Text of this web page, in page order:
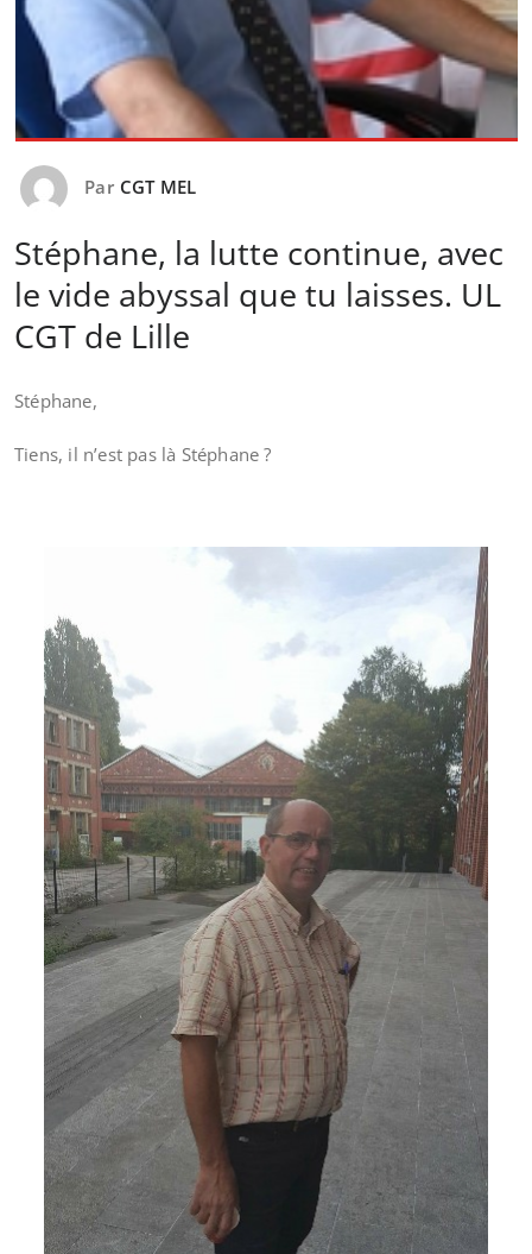
Par CGT MEL
Stéphane, la lutte continue, avec
le vide abyssal que tu laisses. UL
CGT de Lille
Stéphane,
Tiens, il n’est pas là Stéphane ?